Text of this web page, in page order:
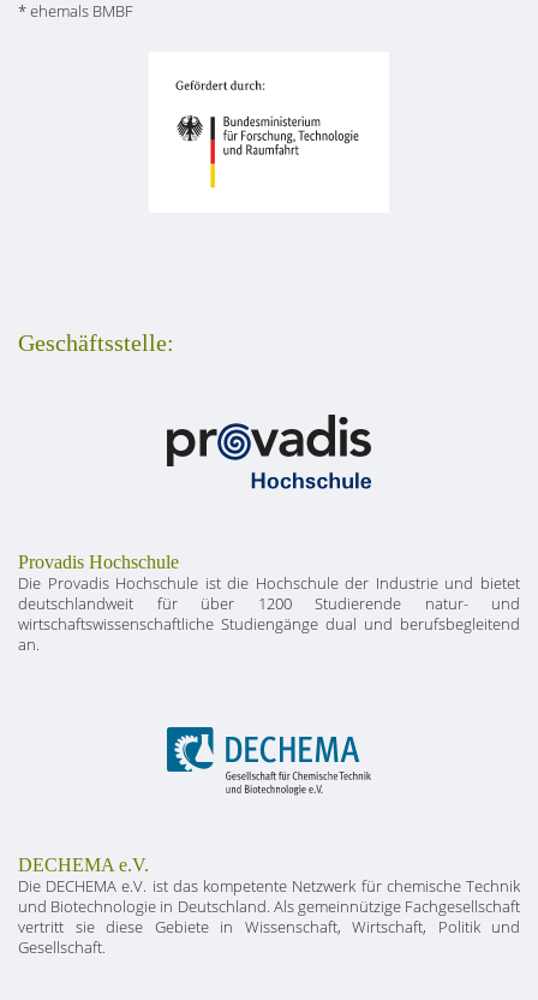
* ehemals BMBF
Geschäftsstelle:
Provadis Hochschule
Die Provadis Hochschule ist die Hochschule der Industrie und bietet
deutschlandweit für über 1200 Studierende natur- und
wirtschaftswissenschaftliche Studiengänge dual und berufsbegleitend
an.
DECHEMA e.V.
Die DECHEMA e.V. ist das kompetente Netzwerk für chemische Technik
und Biotechnologie in Deutschland. Als gemeinnützige Fachgesellschaft
vertritt sie diese Gebiete in Wissenschaft, Wirtschaft, Politik und
Gesellschaft.